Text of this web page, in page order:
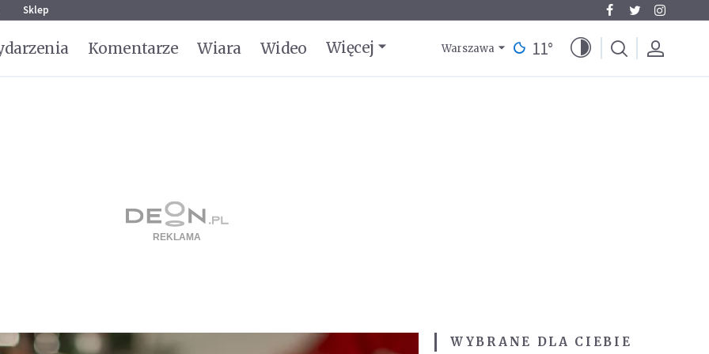
Sklep
Komentarze Wiara Wideo Więcej Warszawa 11°
WYBRANE DLA CIEBIE